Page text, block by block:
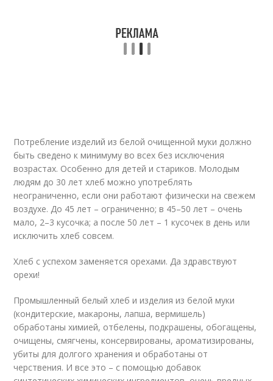
Потребление изделий из белой очищенной муки должно
быть сведено к минимуму во всех без исключения
возрастах. Особенно для детей и стариков. Молодым
людям до 30 лет хлеб можно употреблять
неограниченно, если они работают физически на свежем
воздухе. До 45 лет – ограниченно; в 45–50 лет – очень
мало, 2–3 кусочка; а после 50 лет – 1 кусочек в день или
исключить хлеб совсем.
Хлеб с успехом заменяется орехами. Да здравствуют
орехи!
Промышленный белый хлеб и изделия из белой муки
(кондитерские, макароны, лапша, вермишель)
обработаны химией, отбелены, подкрашены, обогащены,
очищены, смягчены, консервированы, ароматизированы,
убиты для долгого хранения и обработаны от
черствения. И все это – с помощью добавок